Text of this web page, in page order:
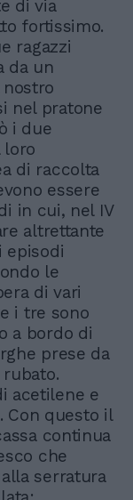
di via
fortissimo.
ragazzi
da un
nel pratone
i due
loro
di raccolta
essere
in cui, nel IV
altrettante
episodi
le
di vari
i tre sono
a bordo di
prese da
acetilene e
Con questo il
continua
che
serratura